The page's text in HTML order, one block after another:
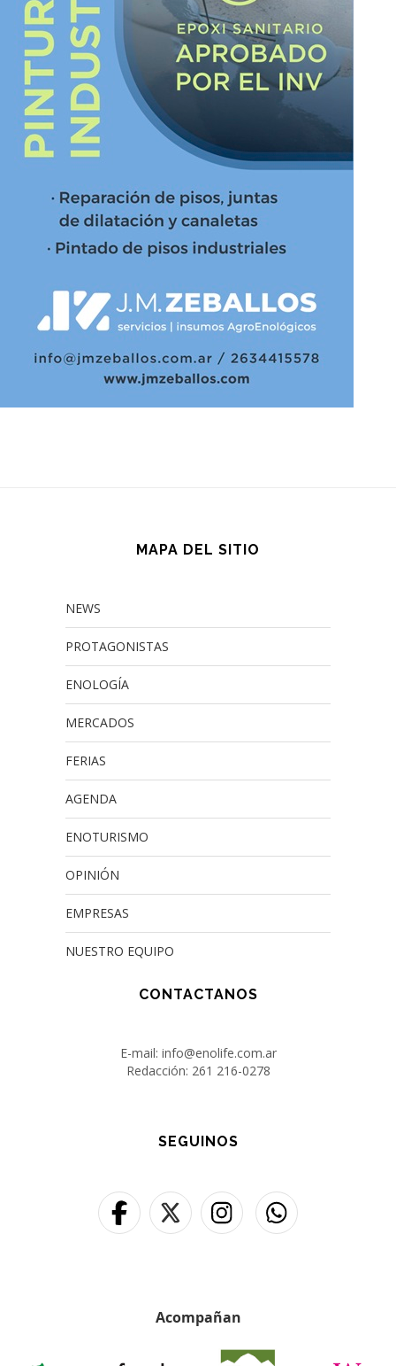
MAPA DEL SITIO
NEWS
PROTAGONISTAS
ENOLOGÍA
MERCADOS
FERIAS
AGENDA
ENOTURISMO
OPINIÓN
EMPRESAS
NUESTRO EQUIPO
CONTACTANOS
E-mail: info@enolife.com.ar
Redacción: 261 216-0278
SEGUINOS
Acompañan